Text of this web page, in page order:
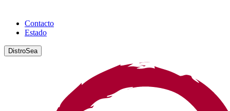
Contacto
Estado
DistroSea